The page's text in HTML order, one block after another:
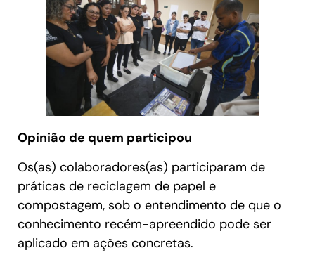
Opinião de quem participou
Os(as) colaboradores(as) participaram de
práticas de reciclagem de papel e
compostagem, sob o entendimento de que o
conhecimento recém-apreendido pode ser
aplicado em ações concretas.